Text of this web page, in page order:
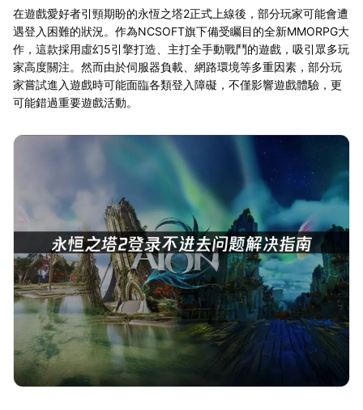
在遊戲愛好者引頸期盼的永恆之塔2正式上線後，部分玩家可能會遭
遇登入困難的狀況。作為NCSOFT旗下備受矚目的全新MMORPG大
作，這款採用虛幻5引擎打造、主打全手動戰鬥的遊戲，吸引眾多玩
家高度關注。然而由於伺服器負載、網路環境等多重因素，部分玩
家嘗試進入遊戲時可能面臨各類登入障礙，不僅影響遊戲體驗，更
可能錯過重要遊戲活動。